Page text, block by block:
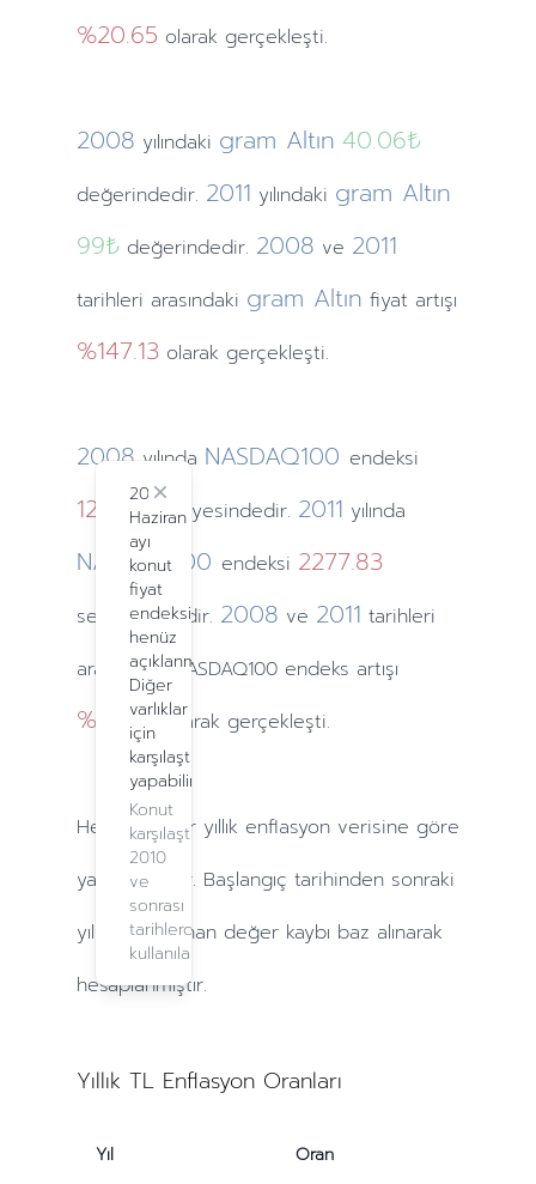
%20.65 olarak gerçekleşti.
2008 yılındaki gram Altın 40.06₺
değerindedir. 2011 yılındaki gram Altın
99₺değerindedir. 2008 ve 2011
tarihleri arasındaki gram Altın fiyat artışı
%147.13 olarak gerçekleşti.
2024
Haziran
ayı
konut
fiyat
endeksi
henüz
açıklanmadı.
Diğer
varlıklar
için
karşılaştırma
yapabilirsiniz.
Konut
karşılaştırma,
2010
ve
sonrası
tarihlerde
kullanılabilir.
Close
2008 yılında NASDAQ100 endeksi
1211.65seviyesindedir. 2011 yılında
NASDAQ100 endeksi 2277.83
seviyesindedir. 2008 ve 2011 tarihleri
arasındaki NASDAQ100 endeks artışı
%126.81olarak gerçekleşti.
Hesaplamalar yıllık enflasyon verisine göre
yapılmaktadır. Başlangıç tarihinden sonraki
yıllardayaşanan değer kaybı baz alınarak
hesaplanmıştır.
Yıllık TL Enflasyon Oranları
Yıl Oran